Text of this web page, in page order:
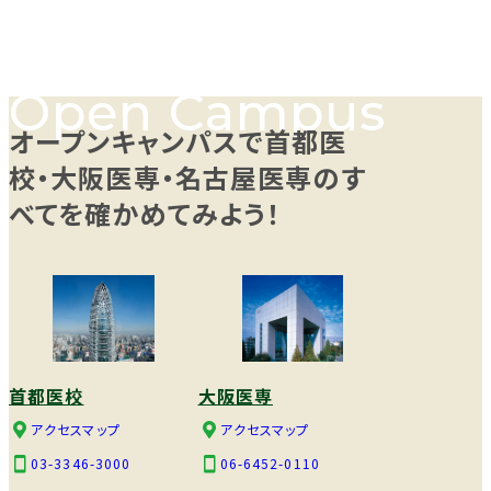
オープンキャンパスで首都医
校・大阪医専・名古屋医専のす
べてを確かめてみよう！
首都医校
アクセスマップ
03-3346-3000
大阪医専
アクセスマップ
06-6452-0110